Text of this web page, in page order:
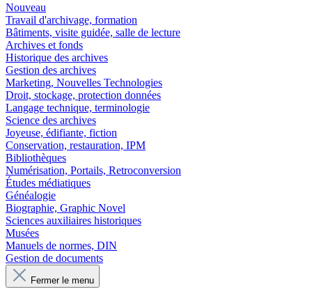
Nouveau
Travail d'archivage, formation
Bâtiments, visite guidée, salle de lecture
Archives et fonds
Historique des archives
Gestion des archives
Marketing, Nouvelles Technologies
Droit, stockage, protection données
Langage technique, terminologie
Science des archives
Joyeuse, édifiante, fiction
Conservation, restauration, IPM
Bibliothèques
Numérisation, Portails, Retroconversion
Études médiatiques
Généalogie
Biographie, Graphic Novel
Sciences auxiliaires historiques
Musées
Manuels de normes, DIN
Gestion de documents
Fermer le menu